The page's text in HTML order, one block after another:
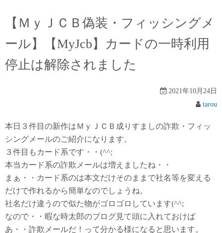
【ＭｙＪＣＢ偽装・フィッシングメ
ール】【MyJcb】カードの一時利用
停止は解除されました
2021年10月24日
tarou
本日３件目の新作はＭｙＪＣＢ成りすましの詐欺・フィッ
シングメールのご紹介になります。
３件目もカード系です・・(^^;
本当カード系の詐欺メールは増えましたね・・
まぁ・・カード系のは本文だけそのままで社名等を変える
だけで作れるから簡単なのでしょうね。
社名だけ違うので似た物がゴロゴロしています(^^;
なので・・暇な時太郎のブログ見て頭に入れておけば
あ・・詐欺メールだ！って分かる様になると思います。